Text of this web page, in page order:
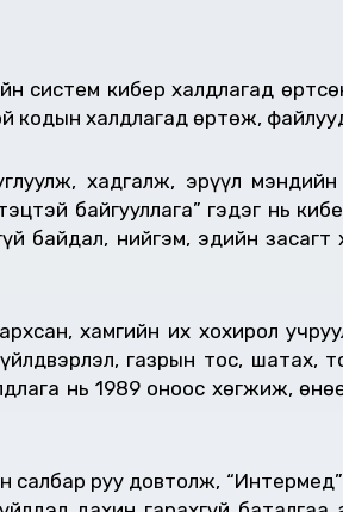
систем кибер халдлагад
кодын халдлагад өртөж,
хадгалж, эрүүл
байгууллага” гэдэг нь
байдал, нийгэм, эдийн
хамгийн их хохирол
газрын тос, шатах,
нь 1989 оноос хөгжиж,
салбар руу довтолж,